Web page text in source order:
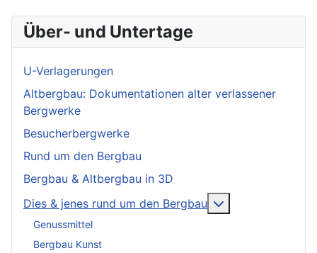
Über- und Untertage
U-Verlagerungen
Altbergbau: Dokumentationen alter verlassener
Bergwerke
Besucherbergwerke
Rund um den Bergbau
Bergbau & Altbergbau in 3D
Dies & jenes rund um den Bergbau
Genussmittel
Bergbau Kunst